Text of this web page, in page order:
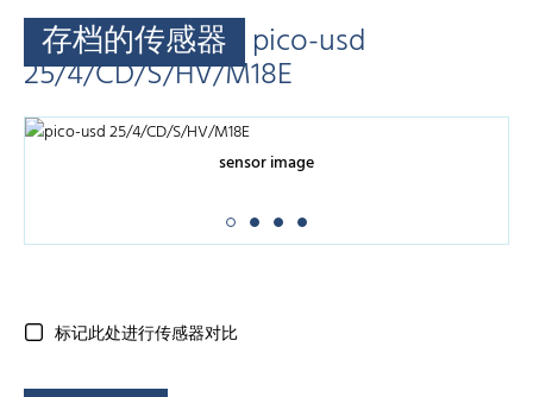
存档的传感器 pico-usd
25/4/CD/S/HV/M18E
sensor image
标记此处进行传感器对比